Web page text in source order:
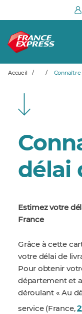
Accueil / / Connaître
délai
Estimez votre
France
Grâce à cette
votre délai de
Pour obtenir
département et
déroulant « Au
service (France,